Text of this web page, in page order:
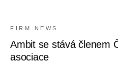
FIRM NEWS
Ambit se stává členem
asociace